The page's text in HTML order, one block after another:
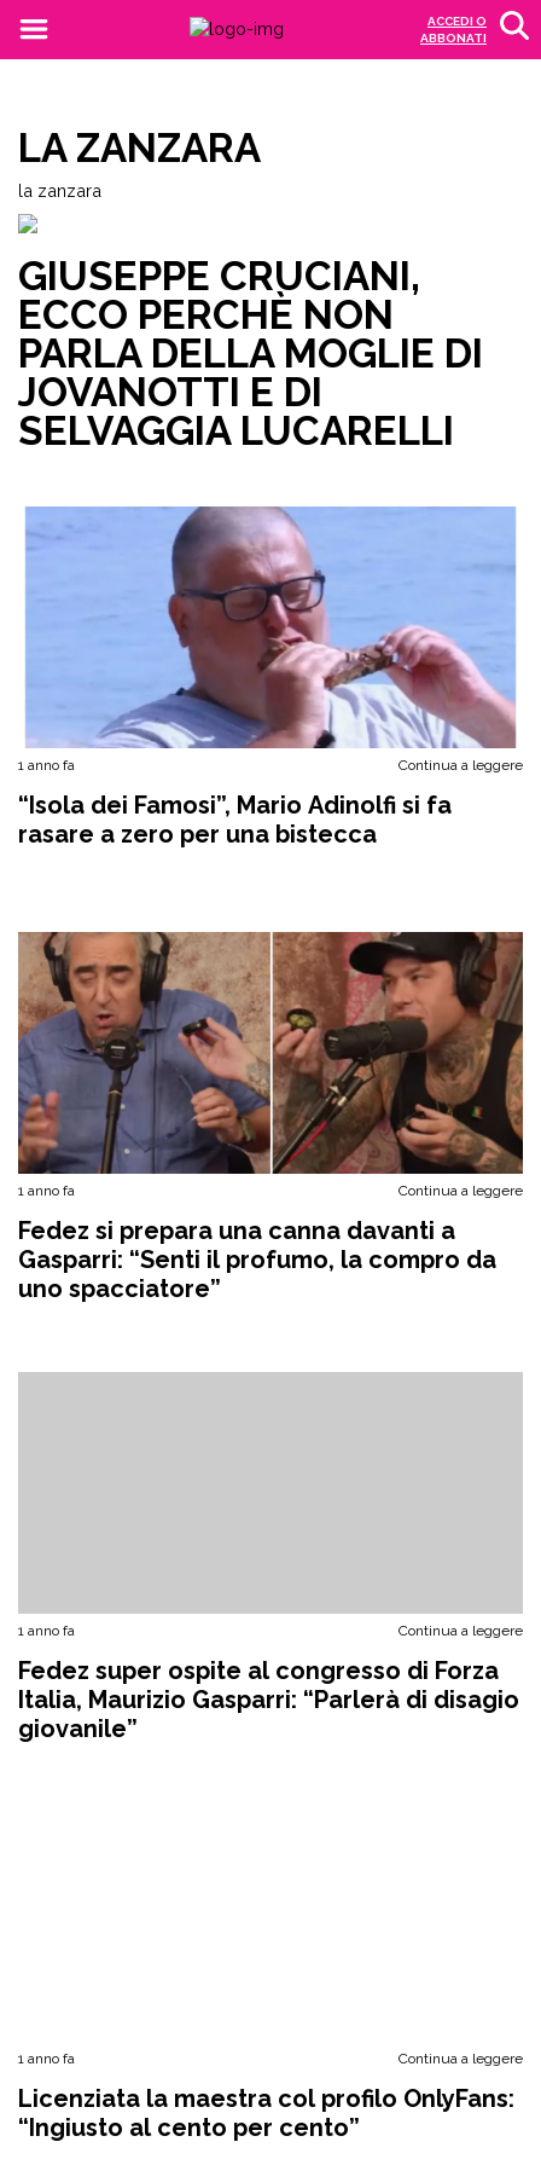
ACCEDI O
ABBONATI
LA ZANZARA
la zanzara
GIUSEPPE CRUCIANI,
ECCO PERCHÈ NON
PARLA DELLA MOGLIE DI
JOVANOTTI E DI
SELVAGGIA LUCARELLI
1 anno fa Continua a leggere
“Isola dei Famosi”, Mario Adinolfi si fa
rasare a zero per una bistecca
1 anno fa Continua a leggere
Fedez si prepara una canna davanti a
Gasparri: “Senti il profumo, la compro da
uno spacciatore”
1 anno fa Continua a leggere
Fedez super ospite al congresso di Forza
Italia, Maurizio Gasparri: “Parlerà di disagio
giovanile”
1 anno fa Continua a leggere
Licenziata la maestra col profilo OnlyFans:
“Ingiusto al cento per cento”